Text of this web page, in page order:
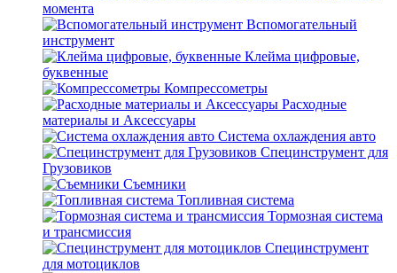
момента
Вспомогательный
инструмент
Клейма цифровые,
буквенные
Компрессометры
Расходные
материалы и Аксессуары
Система охлаждения авто
Специнструмент для
Грузовиков
Съемники
Топливная система
Тормозная система
и трансмиссия
Специнструмент
для мотоциклов